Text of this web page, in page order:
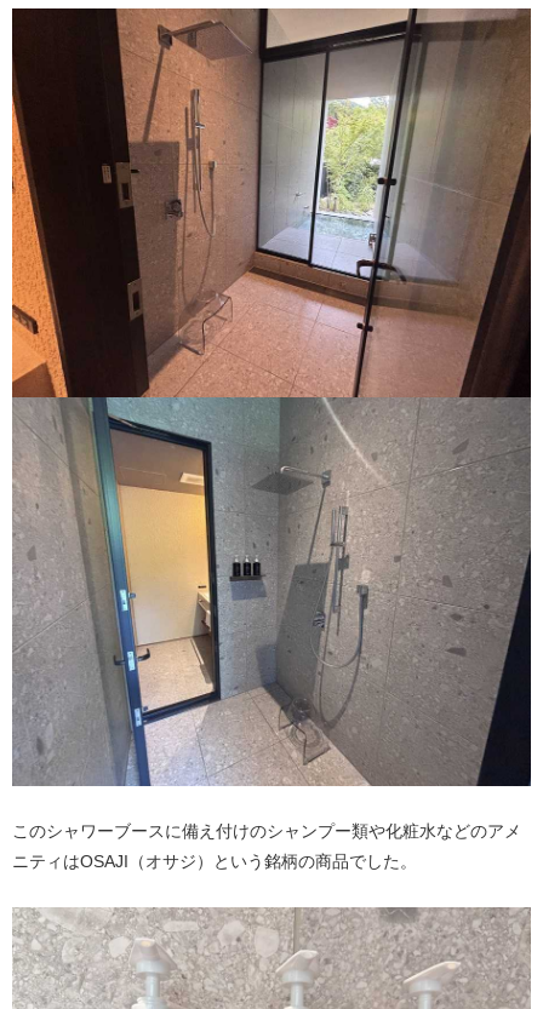
このシャワーブースに備え付けのシャンプー類や化粧水などのアメ
ニティはOSAJI（オサジ）という銘柄の商品でした。